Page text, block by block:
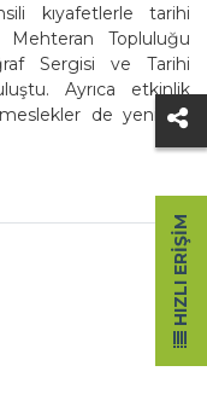
kıyafetlerle tarihi
Mehteran Topluluğu
Sergisi ve Tarihi
Ayrıca etkinlik
de yeniden
HIZLI ERIŞIM